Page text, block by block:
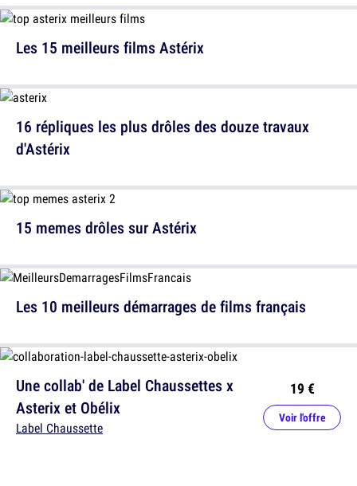
Les 15 meilleurs films Astérix
15 memes drôles sur Astérix
Une collab' de Label Chaussettes x
Asterix et Obélix
Label Chaussette
19 €
Voir l'offre
16 répliques les plus drôles des douze travaux
d'Astérix
Les 10 meilleurs démarrages de films français